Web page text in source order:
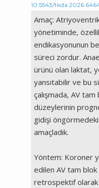
10.5543/
Amaç:
yönetiminde,
endikasyonunun
süreci zordur.
ürünü olan laktat,
yansıtabilir ve bu
çalışmada, AV
düzeylerinin
gidişi
amaçladık.
Yöntem: Koroner
edilen AV tam blok
retrospektif olarak